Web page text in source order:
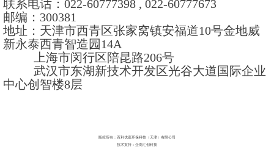
联系电话：022-60777398 , 022-60777673
邮编：300381
地址： 天津市西青区张家窝镇安福道10号金地威
新永泰西青智造园14A
上海市闵行区陪昆路206号
武汉市东湖新技术开发区光谷大道国际企业
中心创智楼8层
版权所有：百利优嘉环保科技（天津）有限公司
技术支持：企商汇创科技